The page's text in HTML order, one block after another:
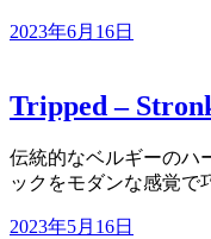
2023年6月16日
Tripped –
伝統的なベルギーのハ
ックをモダンな感覚
2023年5月16日